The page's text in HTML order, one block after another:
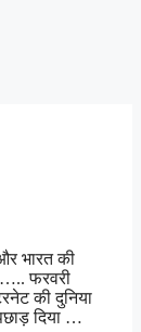
भारत की
फरवरी
की दुनिया
दिया …